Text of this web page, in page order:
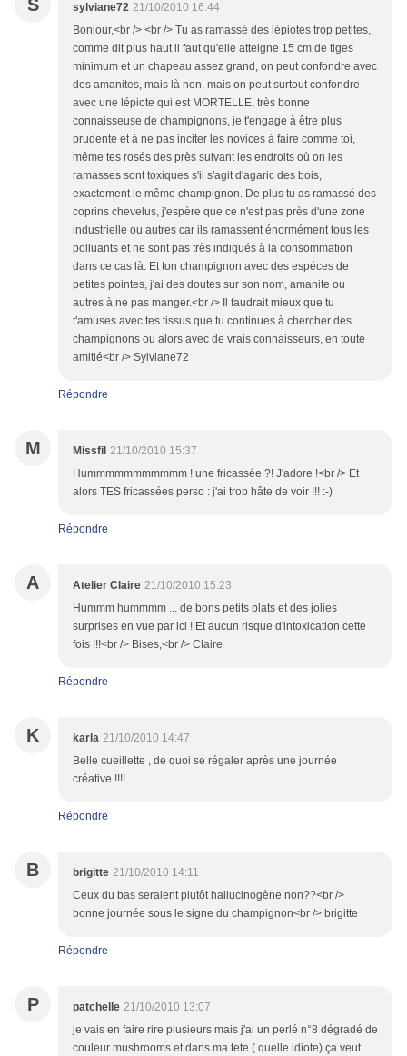
S sylviane72 21/10/2010 16:44
Bonjour,<br /> <br /> Tu as ramassé des lépiotes trop petites,
comme dit plus haut il faut qu'elle atteigne 15 cm de tiges
minimum et un chapeau assez grand, on peut confondre avec
des amanites, mais là non, mais on peut surtout confondre
avec une lépiote qui est MORTELLE, très bonne
connaisseuse de champignons, je t'engage à être plus
prudente et à ne pas inciter les novices à faire comme toi,
même tes rosés des près suivant les endroits où on les
ramasses sont toxiques s'il s'agit d'agaric des bois,
exactement le même champignon. De plus tu as ramassé des
coprins chevelus, j'espère que ce n'est pas près d'une zone
industrielle ou autres car ils ramassent énormément tous les
polluants et ne sont pas très indiqués à la consommation
dans ce cas là. Et ton champignon avec des espéces de
petites pointes, j'ai des doutes sur son nom, amanite ou
autres à ne pas manger.<br /> Il faudrait mieux que tu
t'amuses avec tes tissus que tu continues à chercher des
champignons ou alors avec de vrais connaisseurs, en toute
amitié<br /> Sylviane72
Répondre
M Missfil 21/10/2010 15:37
Hummmmmmmmmmm ! une fricassée ?! J'adore !<br /> Et
alors TES fricassées perso : j'ai trop hâte de voir !!! :-)
Répondre
A Atelier Claire 21/10/2010 15:23
Hummm hummmm ... de bons petits plats et des jolies
surprises en vue par ici ! Et aucun risque d'intoxication cette
fois !!!<br /> Bises,<br /> Claire
Répondre
K karla 21/10/2010 14:47
Belle cueillette , de quoi se régaler après une journée
créative !!!!
Répondre
B brigitte 21/10/2010 14:11
Ceux du bas seraient plutôt hallucinogène non??<br />
bonne journée sous le signe du champignon<br /> brigitte
Répondre
P patchelle 21/10/2010 13:07
je vais en faire rire plusieurs mais j'ai un perlé n°8 dégradé de
couleur mushrooms et dans ma tete ( quelle idiote) ça veut